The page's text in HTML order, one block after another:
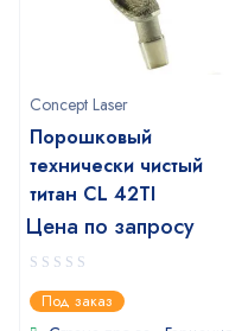
Concept Laser
Порошковый
технически чистый
титан CL 42TI
Цена по запросу
0
outПод заказ